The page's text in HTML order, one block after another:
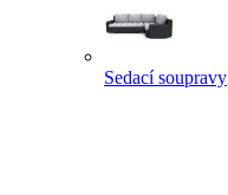
Sedací soupravy